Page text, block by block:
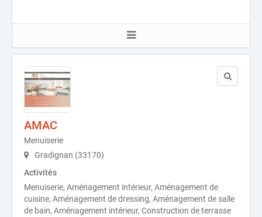
AMAC
Menuiserie
Gradignan (33170)
Activités
Menuiserie, Aménagement intérieur, Aménagement de
cuisine, Aménagement de dressing, Aménagement de salle
de bain, Aménagement intérieur, Construction de terrasse